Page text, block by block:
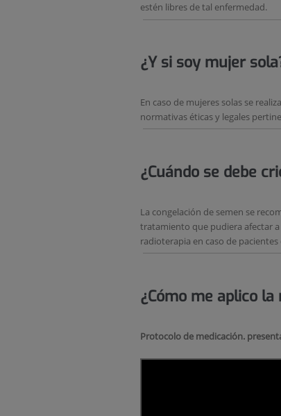
estén libres de tal enfermedad.
¿Y si soy mujer
En caso de mujeres solas se
normativas éticas y legales
¿Cuándo se debe
La congelación de semen se
tratamiento que pudiera afectar
radioterapia en caso de
¿Cómo me aplico la
Protocolo de medicación.